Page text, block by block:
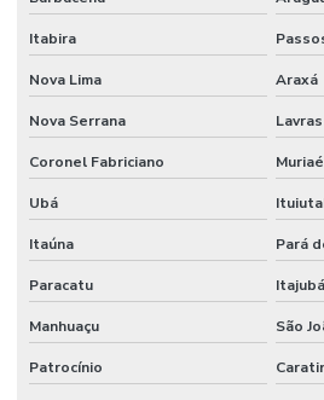
Manutenção De Espaços E Limpeza Segura
Manutenção De Iluminação De Edifícios
Manutenção De Impermeabilização Predial
Manutenção De Jardins E Limpeza
Manutenção De Sistemas Elétricos
Manutenção De Sistemas Elétricos E
Manutenção De Sistemas Elétricos
Manutenção De Sistemas Hidráulicos
Itabira
Nova Lima Araxá
Nova Serrana Lavras
Coronel Fabriciano Muriaé
Ubá
Itaúna Pará
Paracatu Itajubá
Manhuaçu São
Patrocínio